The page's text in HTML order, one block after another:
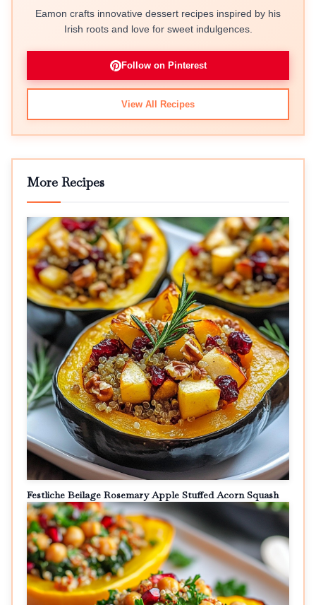
Eamon crafts innovative dessert recipes inspired by his
Irish roots and love for sweet indulgences.
Follow on Pinterest
View All Recipes
More Recipes
Festliche Beilage Rosemary Apple Stuffed Acorn Squash